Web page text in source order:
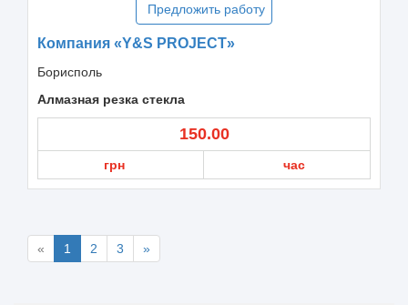
Предложить работу
Компания «Y&S PROJECT»
Борисполь
Алмазная резка стекла
150.00
грн час
« 1 2 3 »